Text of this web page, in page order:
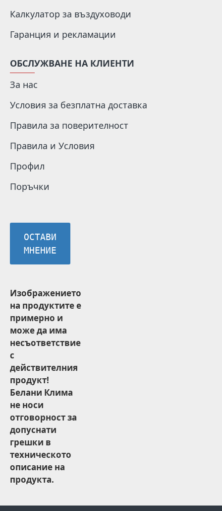
Калкулатор за въздуховоди
Гаранция и рекламации
ОБСЛУЖВАНЕ НА КЛИЕНТИ
За нас
Условия за безплатна доставка
Правила за поверителност
Правила и Условия
Профил
Поръчки
ОСТАВИ
МНЕНИЕ
Изображението
на продуктите е
примерно и
може да има
несъответствие
с
действителния
продукт!
Белани Клима
не носи
отговорност за
допуснати
грешки в
техническото
описание на
продукта.